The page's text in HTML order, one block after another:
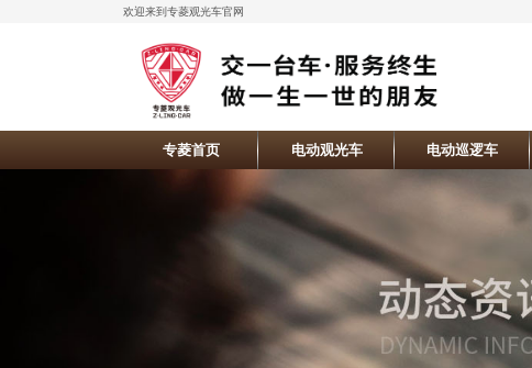
欢迎来到专菱观光车官网
专菱首页 电动观光车 电动巡逻车